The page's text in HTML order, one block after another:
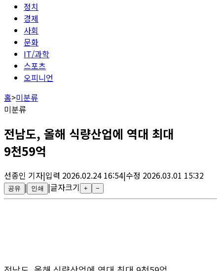
정치
경제
사회
문화
IT/과학
스포츠
오피니언
홈>미분류
미분류
전남도, 올해 식량산업에 역대 최대
9천59억
선종인 기자|입력 2026.02.24 16:54|수정 2026.03.01 15:32
공유 | 인쇄 |글자크기 + −